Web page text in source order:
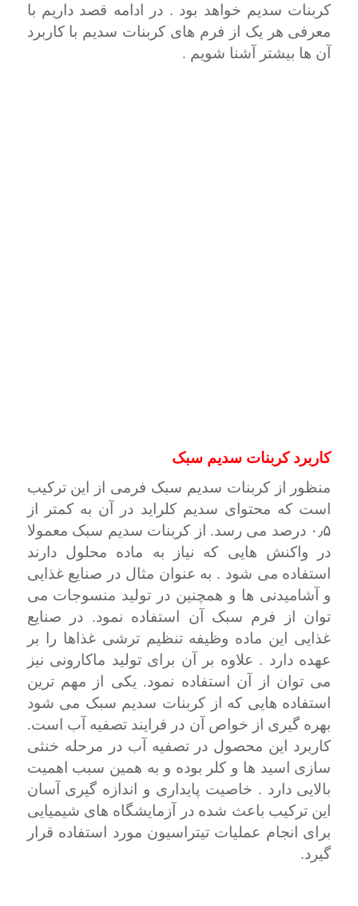
کربنات سدیم خواهد بود . در ادامه قصد داریم با
معرفی هر یک از فرم های کربنات سدیم با کاربرد
آن ها بیشتر آشنا شویم .
کاربرد کربنات سدیم سبک
منظور از کربنات سدیم سبک فرمی از این ترکیب
است که محتوای سدیم کلراید در آن به کمتر از
۰٫۵ درصد می رسد. از کربنات سدیم سبک معمولا
در واکنش هایی که نیاز به ماده محلول دارند
استفاده می شود . به عنوان مثال در صنایع غذایی
و آشامیدنی ها و همچنین در تولید منسوجات می
توان از فرم سبک آن استفاده نمود. در صنایع
غذایی این ماده وظیفه تنظیم ترشی غذاها را بر
عهده دارد . علاوه بر آن برای تولید ماکارونی نیز
می توان از آن استفاده نمود. یکی از مهم ترین
استفاده هایی که از کربنات سدیم سبک می شود
بهره گیری از خواص آن در فرایند تصفیه آب است.
کاربرد این محصول در تصفیه آب در مرحله خنثی
سازی اسید ها و کلر بوده و به همین سبب اهمیت
بالایی دارد . خاصیت پایداری و اندازه گیری آسان
این ترکیب باعث شده در آزمایشگاه های شیمیایی
برای انجام عملیات تیتراسیون مورد استفاده قرار
گیرد.